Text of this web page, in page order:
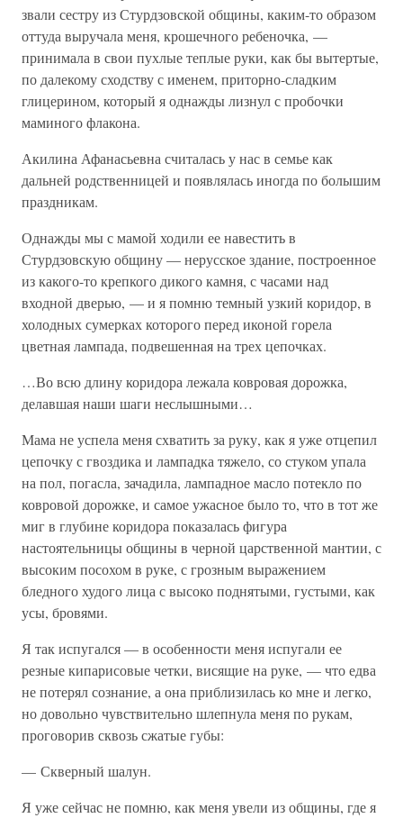
звали сестру из Стурдзовской общины, каким-то образом
оттуда выручала меня, крошечного ребеночка, —
принимала в свои пухлые теплые руки, как бы вытертые,
по далекому сходству с именем, приторно-сладким
глицерином, который я однажды лизнул с пробочки
маминого флакона.
Акилина Афанасьевна считалась у нас в семье как
дальней родственницей и появлялась иногда по болышим
праздникам.
Однажды мы с мамой ходили ее навестить в
Стурдзовскую общину — нерусское здание, построенное
из какого-то крепкого дикого камня, с часами над
входной дверью, — и я помню темный узкий коридор, в
холодных сумерках которого перед иконой горела
цветная лампада, подвешенная на трех цепочках.
…Во всю длину коридора лежала ковровая дорожка,
делавшая наши шаги неслышными…
Мама не успела меня схватить за руку, как я уже отцепил
цепочку с гвоздика и лампадка тяжело, со стуком упала
на пол, погасла, зачадила, лампадное масло потекло по
ковровой дорожке, и самое ужасное было то, что в тот же
миг в глубине коридора показалась фигура
настоятельницы общины в черной царственной мантии, с
высоким посохом в руке, с грозным выражением
бледного худого лица с высоко поднятыми, густыми, как
усы, бровями.
Я так испугался — в особенности меня испугали ее
резные кипарисовые четки, висящие на руке, — что едва
не потерял сознание, а она приблизилась ко мне и легко,
но довольно чувствительно шлепнула меня по рукам,
проговорив сквозь сжатые губы:
— Скверный шалун.
Я уже сейчас не помню, как меня увели из общины, где я